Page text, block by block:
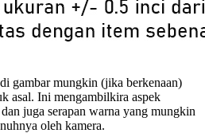
gambar mungkin (jika berkenaan)
asal. Ini mengambilkira aspek
juga serapan warna yang mungkin
oleh kamera.